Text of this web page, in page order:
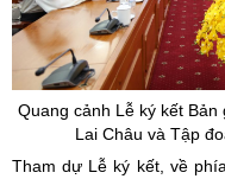
Quang cảnh Lễ ký kết
Lai Châu và Tập
Tham dự Lễ ký kết, về